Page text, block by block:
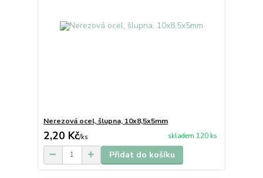
Nerezová ocel, šlupna, 10x8,5x5mm
2,20 Kč/ks skladem 120 ks
Přidat do košíku